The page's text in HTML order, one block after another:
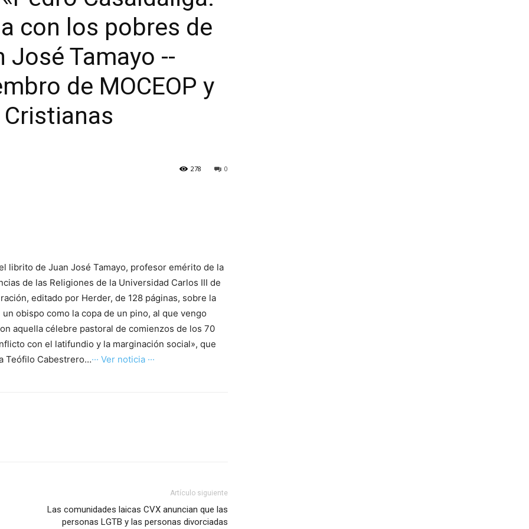
con los pobres de
José Tamayo --
de MOCEOP y
0
278
librito de Juan José Tamayo, profesor emérito de la
de las Religiones de la Universidad Carlos III de
editado por Herder, de 128 páginas, sobre la
obispo como la copa de un pino, al que vengo
aquella célebre pastoral de comienzos de los 70
con el latifundio y la marginación social», que
Teófilo Cabestrero…··· Ver noticia ···
Artículo siguiente
Las comunidades laicas CVX anuncian que las
personas LGTB y las personas divorciadas